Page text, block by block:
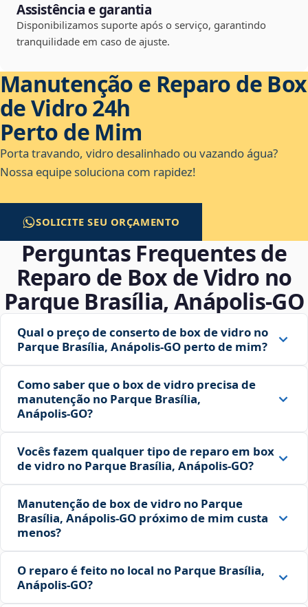
Assistência e garantia
Disponibilizamos suporte após o serviço, garantindo
tranquilidade em caso de ajuste.
Manutenção e Reparo de Box
de Vidro 24h
Perto de Mim
Porta travando, vidro desalinhado ou vazando água?
Nossa equipe soluciona com rapidez!
SOLICITE SEU ORÇAMENTO
Perguntas Frequentes de
Reparo de Box de Vidro no
Parque Brasília, Anápolis‑GO
Qual o preço de conserto de box de vidro no
Parque Brasília, Anápolis‑GO perto de mim?
Como saber que o box de vidro precisa de
manutenção no Parque Brasília,
Anápolis‑GO?
Vocês fazem qualquer tipo de reparo em box
de vidro no Parque Brasília, Anápolis‑GO?
Manutenção de box de vidro no Parque
Brasília, Anápolis‑GO próximo de mim custa
menos?
O reparo é feito no local no Parque Brasília,
Anápolis‑GO?